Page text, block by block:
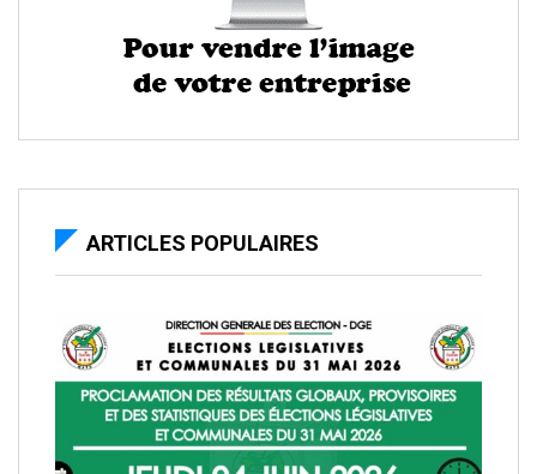
ARTICLES POPULAIRES